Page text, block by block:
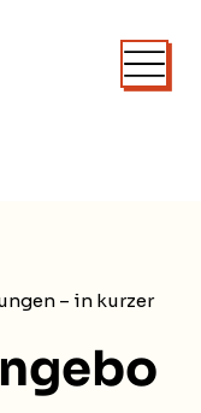
– in kurzer